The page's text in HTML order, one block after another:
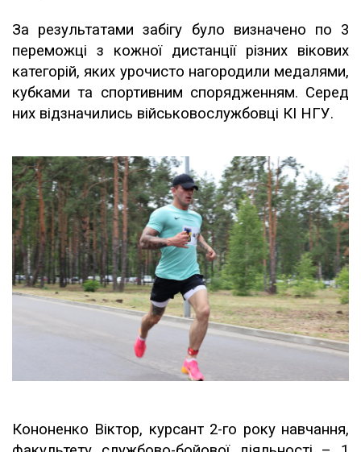
За результатами забігу було визначено по 3
переможці з кожної дистанції різних вікових
категорій, яких урочисто нагородили медалями,
кубками та спортивним спорядженням. Серед
них відзначились військовослужбовці КІ НГУ.
Кононенко Віктор, курсант 2-го року навчання,